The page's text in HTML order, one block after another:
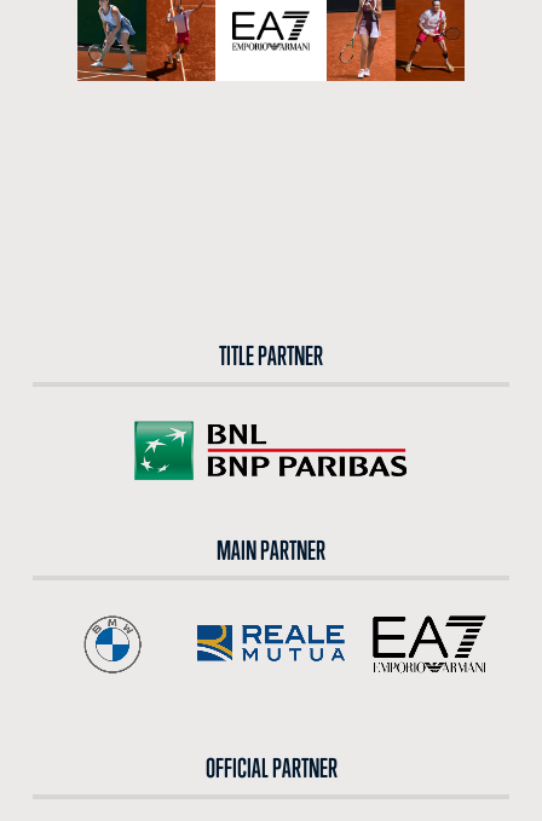
TITLE PARTNER
MAIN PARTNER
OFFICIAL PARTNER